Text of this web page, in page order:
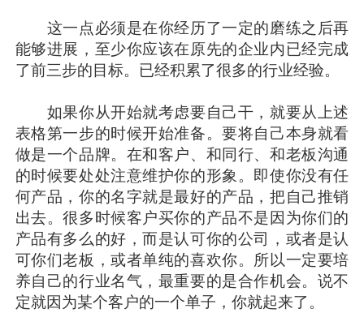
这一点必须是在你经历了一定的磨练之后再
能够进展，至少你应该在原先的企业内已经完成
了前三步的目标。已经积累了很多的行业经验。
如果你从开始就考虑要自己干，就要从上述
表格第一步的时候开始准备。要将自己本身就看
做是一个品牌。在和客户、和同行、和老板沟通
的时候要处处注意维护你的形象。即使你没有任
何产品，你的名字就是最好的产品，把自己推销
出去。很多时候客户买你的产品不是因为你们的
产品有多么的好，而是认可你的公司，或者是认
可你们老板，或者单纯的喜欢你。所以一定要培
养自己的行业名气，最重要的是合作机会。说不
定就因为某个客户的一个单子，你就起来了。